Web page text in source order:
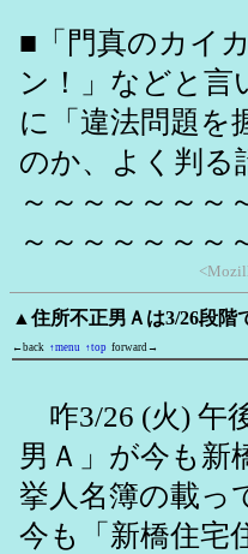
■「門真のカイ
ン！」などと言
に「違法問題を
のか、よく判る
～～～～～～～
～～～～～～～
▲住所不正男Ａは3/26段階
←back ↑menu ↑top forward→
咋3/26 (火) 午
男Ａ」が今も新
挙人名簿の載っ
今も「新橋住宅